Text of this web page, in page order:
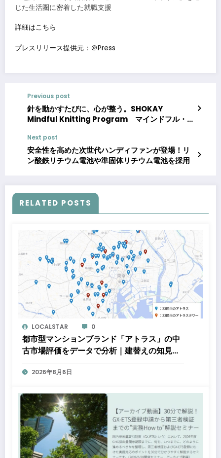
じた生活圏に密着した就職支援
詳細はこちら
プレスリリース提供元：＠Press
Previous post
針を動かすたびに、心が整う。SHOKAY
Mindful Knitting Program マインドフル・
み物教室・講師との連携を本格化
Next post
安全性を高めた次世代ハンディファンが登場！リ
ン酸鉄リチウム電池や準固体リチウム電池を採用
RELATED POSTS
LOCALSTAR 0
都市型マンションブランド「アトラス」の中
古市場評価をデータで分析｜建替えの知見、
都心好立地、開発思想が支えるブランド価値
2026年8月6日